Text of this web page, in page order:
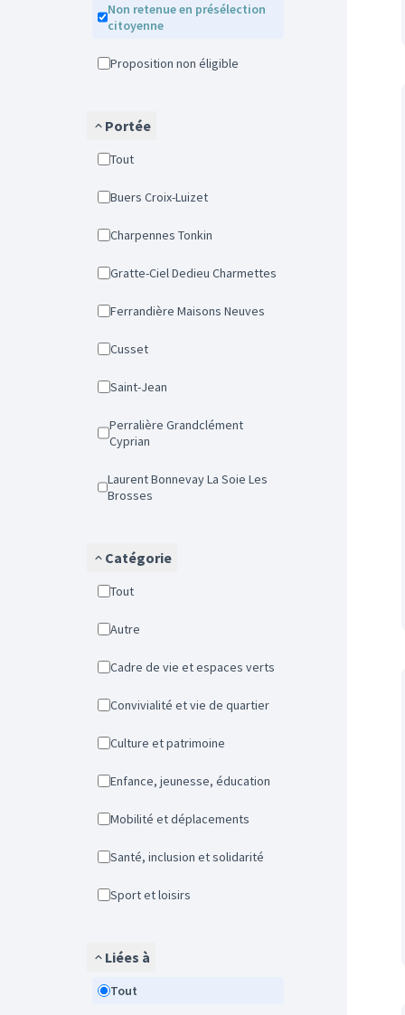
Non retenue en présélection
citoyenne
Proposition non éligible
Portée
Tout
Buers Croix-Luizet
Charpennes Tonkin
Gratte-Ciel Dedieu Charmettes
Ferrandière Maisons Neuves
Cusset
Saint-Jean
Perralière Grandclément
Cyprian
Laurent Bonnevay La Soie Les
Brosses
Catégorie
Tout
Autre
Cadre de vie et espaces verts
Convivialité et vie de quartier
Culture et patrimoine
Enfance, jeunesse, éducation
Mobilité et déplacements
Santé, inclusion et solidarité
Sport et loisirs
Liées à
Tout